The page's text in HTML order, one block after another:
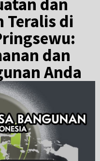
Teralis di
dan
Anda